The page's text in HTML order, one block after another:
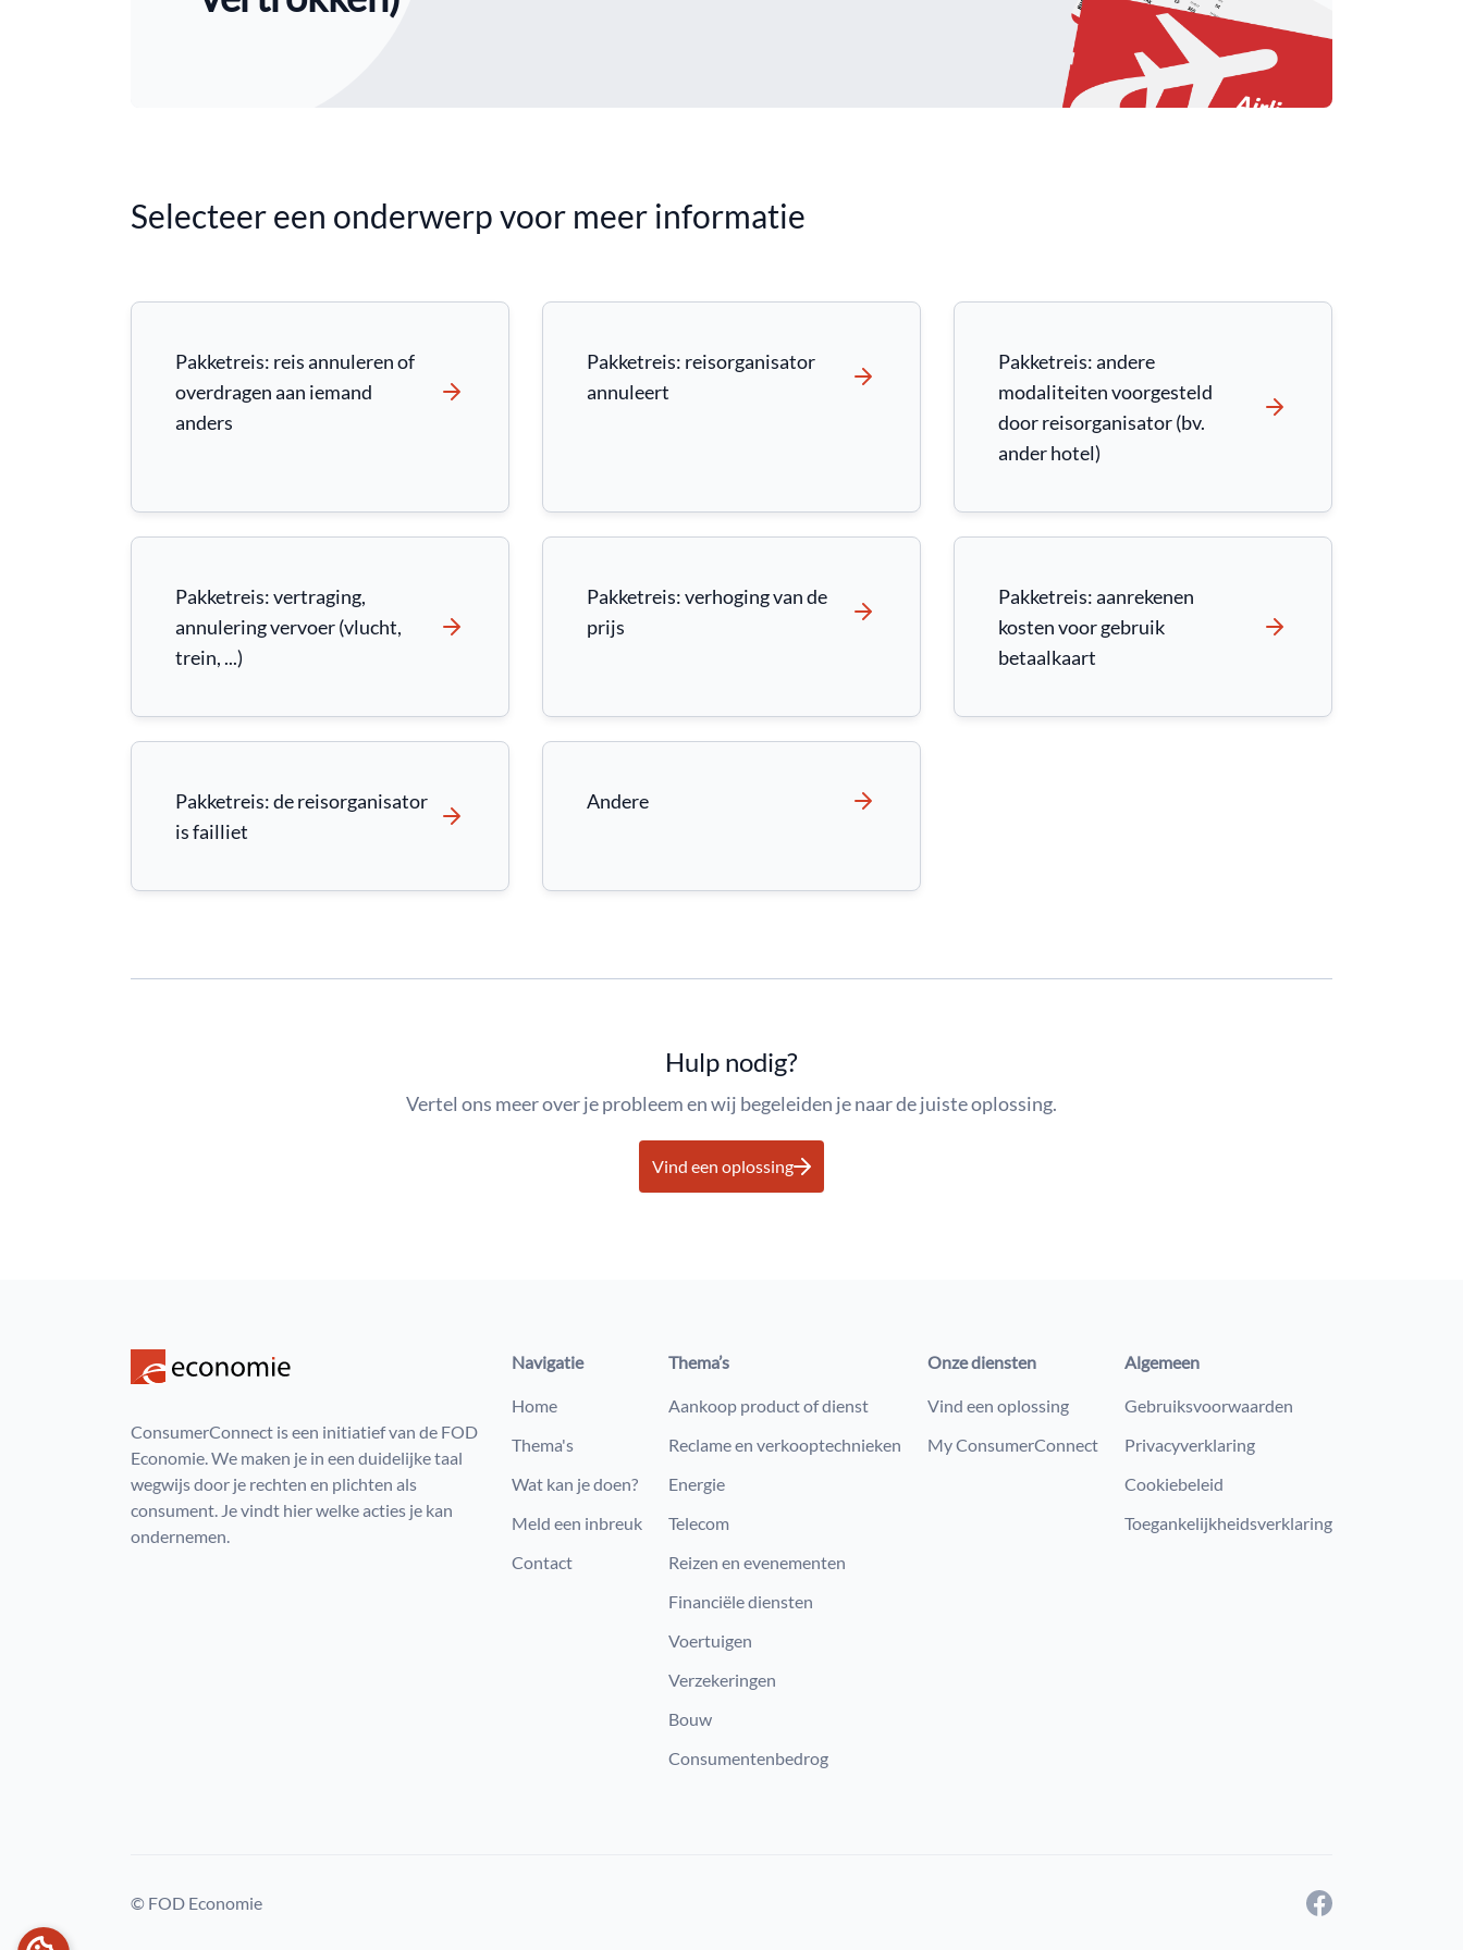
Selecteer een onderwerp voor meer informatie
Pakketreis: reis annuleren of
overdragen aan iemand
anders
Pakketreis: reisorganisator
annuleert
Pakketreis: andere
modaliteiten voorgesteld
door reisorganisator (bv.
ander hotel)
Pakketreis: vertraging,
annulering vervoer (vlucht,
trein, ...)
Pakketreis: verhoging van de
prijs
Pakketreis: aanrekenen
kosten voor gebruik
betaalkaart
Pakketreis: de reisorganisator
is failliet
Andere
Hulp nodig?
Vertel ons meer over je probleem en wij begeleiden je naar de juiste oplossing.
Vind een oplossing
ConsumerConnect is een initiatief van de FOD
Economie. We maken je in een duidelijke taal
wegwijs door je rechten en plichten als
consument. Je vindt hier welke acties je kan
ondernemen.
Navigatie
Home
Thema's
Wat kan je doen?
Meld een inbreuk
Contact
Thema’s
Aankoop product of dienst
Reclame en verkooptechnieken
Energie
Telecom
Reizen en evenementen
Financiële diensten
Voertuigen
Verzekeringen
Bouw
Consumenten​bedrog
Onze diensten
Vind een oplossing
My ConsumerConnect
Algemeen
Gebruiksvoorwaarden
Privacyverklaring
Cookiebeleid
Toegankelijkheidsverklaring
© FOD Economie